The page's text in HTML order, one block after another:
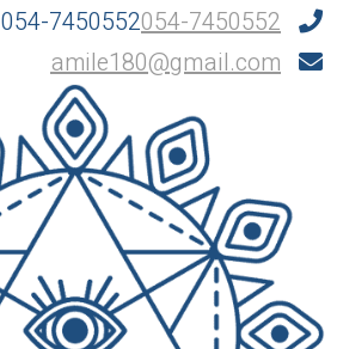
054-7450552054-7450552
amile180@gmail.com